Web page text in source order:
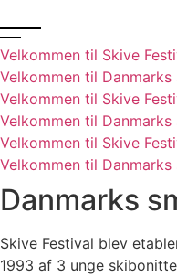
Velkommen til Skive
Velkommen til
Velkommen til Skive
Velkommen til
Velkommen til Skive
Velkommen til
Danmarks
Skive Festival blev
1993 af 3 unge